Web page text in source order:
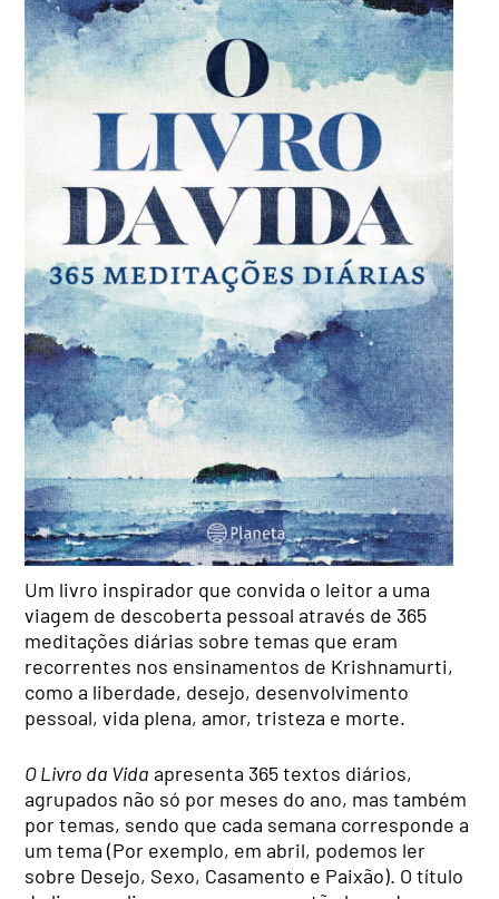
Um livro inspirador que convida o leitor a uma
viagem de descoberta pessoal através de 365
meditações diárias sobre temas que eram
recorrentes nos ensinamentos de Krishnamurti,
como a liberdade, desejo, desenvolvimento
pessoal, vida plena, amor, tristeza e morte.
O Livro da Vida apresenta 365 textos diários,
agrupados não só por meses do ano, mas também
por temas, sendo que cada semana corresponde a
um tema (Por exemplo, em abril, podemos ler
sobre Desejo, Sexo, Casamento e Paixão). O título